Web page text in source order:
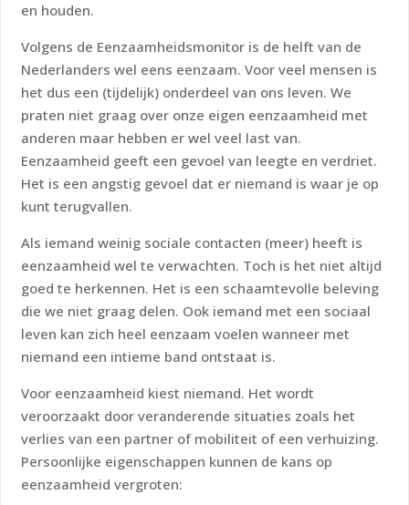
en houden.
Volgens de Eenzaamheidsmonitor is de helft van de
Nederlanders wel eens eenzaam. Voor veel mensen is
het dus een (tijdelijk) onderdeel van ons leven. We
praten niet graag over onze eigen eenzaamheid met
anderen maar hebben er wel veel last van.
Eenzaamheid geeft een gevoel van leegte en verdriet.
Het is een angstig gevoel dat er niemand is waar je op
kunt terugvallen.
Als iemand weinig sociale contacten (meer) heeft is
eenzaamheid wel te verwachten. Toch is het niet altijd
goed te herkennen. Het is een schaamtevolle beleving
die we niet graag delen. Ook iemand met een sociaal
leven kan zich heel eenzaam voelen wanneer met
niemand een intieme band ontstaat is.
Voor eenzaamheid kiest niemand. Het wordt
veroorzaakt door veranderende situaties zoals het
verlies van een partner of mobiliteit of een verhuizing.
Persoonlijke eigenschappen kunnen de kans op
eenzaamheid vergroten: